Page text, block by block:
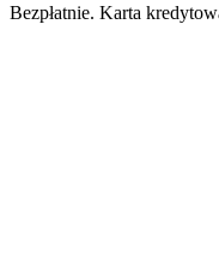
Bezpłatnie. Karta